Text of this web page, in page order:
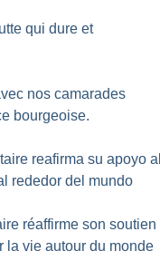
qui dure et
nos camarades
bourgeoise.
reafirma su apoyo
rededor del mundo
réaffirme son soutien
la vie autour du monde